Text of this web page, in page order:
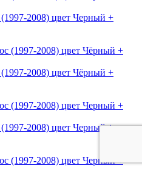
2008) цвет Черный +
2008) цвет Чёрный +
2008) цвет Черный +